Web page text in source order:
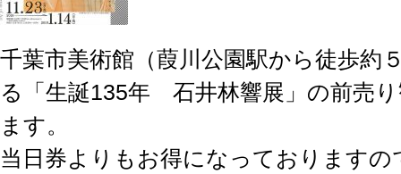
千葉市美術館（葭川公園駅から徒歩約
る「生誕135年 石井林響展」の前売
ます。
当日券よりもお得になっておりますの